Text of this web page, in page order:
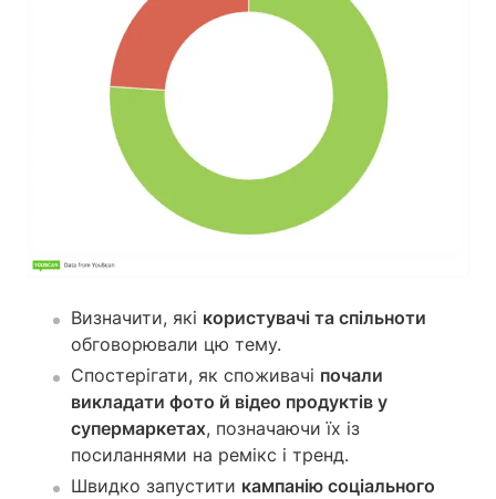
Визначити, які користувачі та спільноти
обговорювали цю тему.
Спостерігати, як споживачі почали
викладати фото й відео продуктів у
супермаркетах, позначаючи їх із
посиланнями на ремікс і тренд.
Швидко запустити кампанію соціального